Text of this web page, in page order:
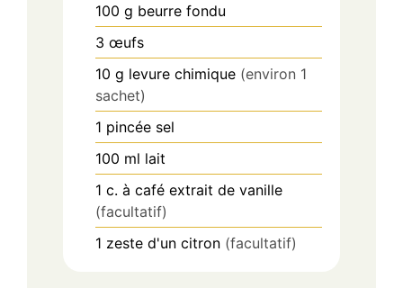
100 g beurre fondu
3 œufs
10 g levure chimique (environ 1
sachet)
1 pincée sel
100 ml lait
1 c. à café extrait de vanille
(facultatif)
1 zeste d'un citron (facultatif)